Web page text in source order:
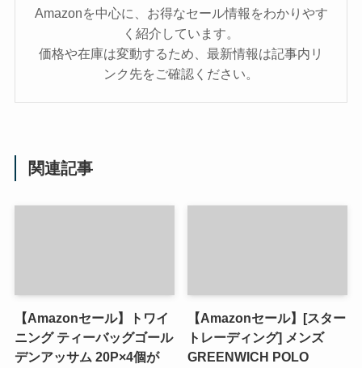
Amazonを中心に、お得なセール情報をわかりやす
く紹介しています。
価格や在庫は変動するため、最新情報は記事内リ
ンク先をご確認ください。
関連記事
【Amazonセール】トワイ
ニング ティーバッグゴール
デンアッサム 20P×4個が
【Amazonセール】[スター
トレーディング] メンズ
GREENWICH POLO